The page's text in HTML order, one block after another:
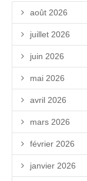
août 2026
juillet 2026
juin 2026
mai 2026
avril 2026
mars 2026
février 2026
janvier 2026